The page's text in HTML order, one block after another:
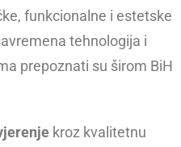
funkcionalne i estetske
tehnologija i
prepoznati su širom BiH
kroz kvalitetnu